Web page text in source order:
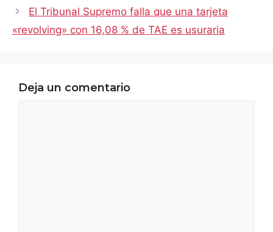
El Tribunal Supremo falla que una tarjeta
«revolving» con 16,08 % de TAE es usuraria
Deja un comentario